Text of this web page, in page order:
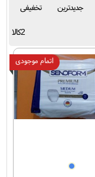
جدیدترین تخفیفی
2کالا
اتمام موجودی